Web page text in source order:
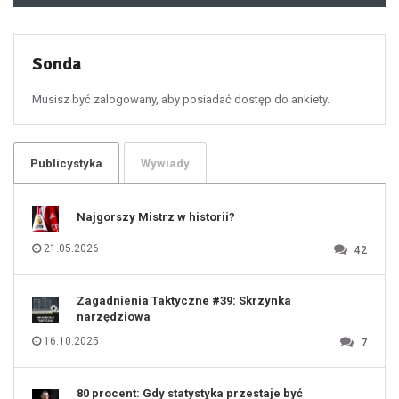
Sonda
Musisz być zalogowany, aby posiadać dostęp do ankiety.
Publicystyka Wywiady
Najgorszy Mistrz w historii?
21.05.2026 42
Zagadnienia Taktyczne #39: Skrzynka
narzędziowa
16.10.2025 7
80 procent: Gdy statystyka przestaje być